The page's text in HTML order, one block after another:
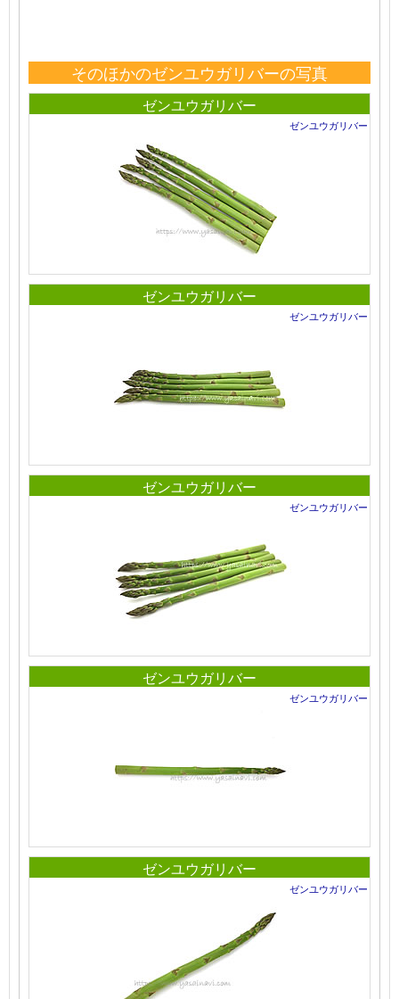
そのほかのゼンユウガリバーの写真
ゼンユウガリバー
ゼンユウガリバー
ゼンユウガリバー
ゼンユウガリバー
ゼンユウガリバー
ゼンユウガリバー
ゼンユウガリバー
ゼンユウガリバー
ゼンユウガリバー
ゼンユウガリバー